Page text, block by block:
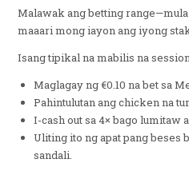
Malawak ang betting range—mula
maaari mong iayon ang iyong
Isang tipikal na mabilis na
Maglagay ng €0.10 na bet sa
Pahintulutan ang chicken na
I-cash out sa 4× bago lumitaw
Uliting ito ng apat pang beses
sandali.